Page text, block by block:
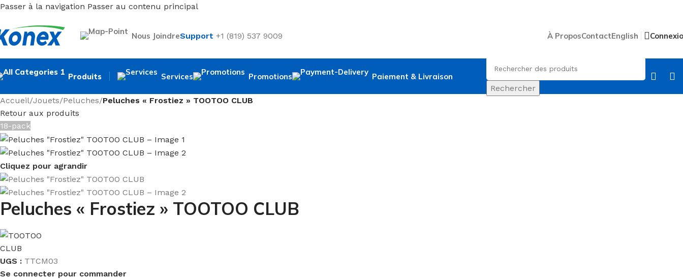
Passer à la navigation Passer au contenu principal
Nous JoindreSupport +1 (819) 537 9009 À ProposContactEnglish
Produits Services Promotions
Paiement & Livraison
Rechercher
Accueil/Jouets/Peluches/Peluches « Frostiez » TOOTOO CLUB
Retour aux produits
18-pack
Cliquez pour agrandir
Peluches « Frostiez » TOOTOO CLUB
UGS : TTCM03
Se connecter pour commander